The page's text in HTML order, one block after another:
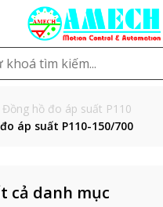
Đồng hồ đo áp suất P110
áp suất P110-150/700
cả danh mục